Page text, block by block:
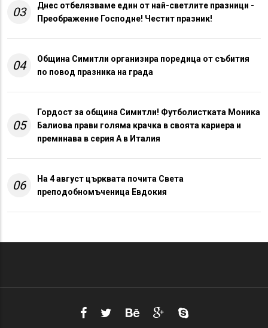
03
Днес отбелязваме един от най-светлите празници -
Преображение Господне! Честит празник!
04
Община Симитли организира поредица от събития
по повод празника на града
05
Гордост за община Симитли! Футболистката Моника
Балиова прави голяма крачка в своята кариера и
преминава в серия А в Италия
06
На 4 август църквата почита Света
преподобномъченица Евдокия